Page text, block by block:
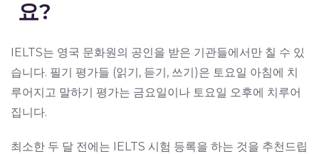
요?
IELTS는 영국 문화원의 공인을 받은 기관들에서만 칠 수 있
습니다. 필기 평가들 (읽기, 듣기, 쓰기)은 토요일 아침에 치
루어지고 말하기 평가는 금요일이나 토요일 오후에 치루어
집니다.
최소한 두 달 전에는 IELTS 시험 등록을 하는 것을 추천드립